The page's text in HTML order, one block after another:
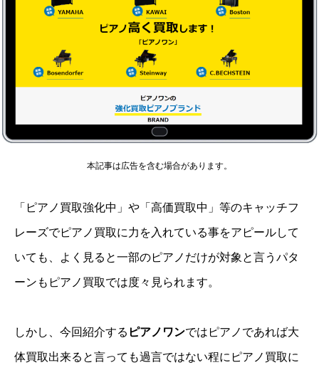
本記事は広告を含む場合があります。
「ピアノ買取強化中」や「高価買取中」等のキャッチフ
レーズでピアノ買取に力を入れている事をアピールして
いても、よく見ると一部のピアノだけが対象と言うパタ
ーンもピアノ買取では度々見られます。
しかし、今回紹介する ピアノワンではピアノであれば大
体買取出来ると言っても過言ではない程にピアノ買取に